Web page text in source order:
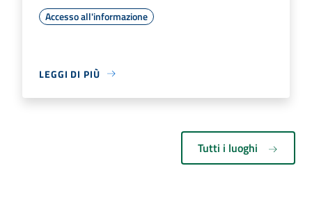
Accesso all'informazione
LEGGI DI PIÙ
Tutti i luoghi